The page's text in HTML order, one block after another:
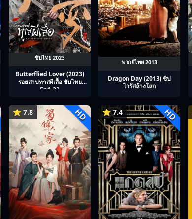
ซับไทย 2023
Butterflied Lover (2023)
รอยสาปทาสผีเสื้อ ซับไทย
Ep1-22
พากย์ไทย 2013
Dragon Day (2013) ชิป
ไวรัสล้างโลก
⭐ 7.8 HD ⭐ 7.4 HD